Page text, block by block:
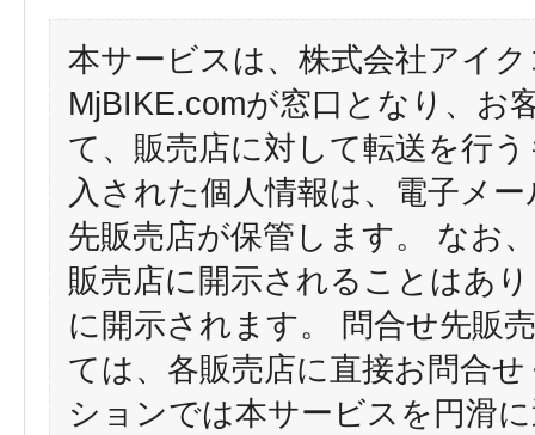
本サービスは、株式会社アイ
MjBIKE.comが窓口となり、お
て、販売店に対して転送を行
入された個人情報は、電子メ
先販売店が保管します。 なお
販売店に開示されることはあ
に開示されます。 問合せ先販
ては、各販売店に直接お問合
ションでは本サービスを円滑